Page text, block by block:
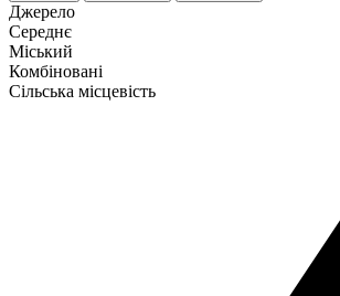
Джерело
Середнє
Міський
Комбіновані
Сільська місцевість